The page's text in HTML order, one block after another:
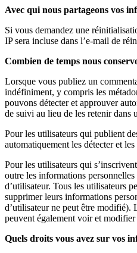
Avec qui nous partageons vos
Si vous demandez une
IP sera incluse dans l’e-mail de
Combien de temps nous
Lorsque vous publiez un
indéfiniment, y compris les
pouvons détecter et approuver
de suivi au lieu de les retenir dans
Pour les utilisateurs qui publient
automatiquement les détecter et
Pour les utilisateurs qui
outre les informations
d’utilisateur. Tous les utilisateurs
supprimer leurs informations
d’utilisateur ne peut être modifié).
peuvent également voir et
Quels droits vous avez sur vos